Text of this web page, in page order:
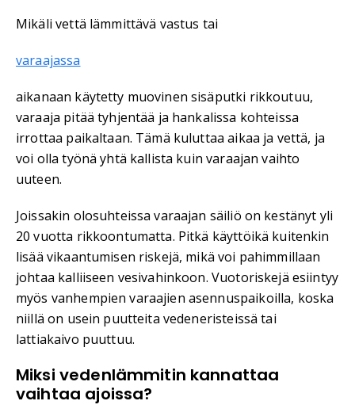
Mikäli vettä lämmittävä vastus tai
varaajassa
aikanaan käytetty muovinen sisäputki rikkoutuu,
varaaja pitää tyhjentää ja hankalissa kohteissa
irrottaa paikaltaan. Tämä kuluttaa aikaa ja vettä, ja
voi olla työnä yhtä kallista kuin varaajan vaihto
uuteen.
Joissakin olosuhteissa varaajan säiliö on kestänyt yli
20 vuotta rikkoontumatta. Pitkä käyttöikä kuitenkin
lisää vikaantumisen riskejä, mikä voi pahimmillaan
johtaa kalliiseen vesivahinkoon. Vuotoriskejä esiintyy
myös vanhempien varaajien asennuspaikoilla, koska
niillä on usein puutteita vedeneristeissä tai
lattiakaivo puuttuu.
Miksi vedenlämmitin kannattaa
vaihtaa ajoissa?